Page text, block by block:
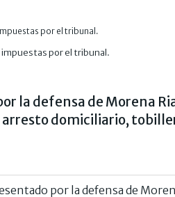
impuestas por el tribunal.
la defensa de Morena
arresto domiciliario,
por la defensa de